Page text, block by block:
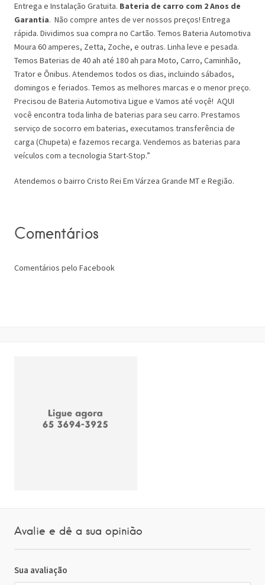
Entrega e Instalação Gratuita. Bateria de carro com 2 Anos de
Garantia. Não compre antes de ver nossos preços! Entrega
rápida. Dividimos sua compra no Cartão. Temos Bateria Automotiva
Moura 60 amperes, Zetta, Zoche, e outras. Linha leve e pesada.
Temos Baterias de 40 ah até 180 ah para Moto, Carro, Caminhão,
Trator e Ônibus. Atendemos todos os dias, incluindo sábados,
domingos e feriados. Temos as melhores marcas e o menor preço.
Precisou de Bateria Automotiva Ligue e Vamos até voçê! AQUI
você encontra toda linha de baterias para seu carro. Prestamos
serviço de socorro em baterias, executamos transferência de
carga (Chupeta) e fazemos recarga. Vendemos as baterias para
veículos com a tecnologia Start-Stop.”
Atendemos o bairro Cristo Rei Em Várzea Grande MT e Região.
Comentários
Comentários pelo Facebook
Avalie e dê a sua opinião
Sua avaliação